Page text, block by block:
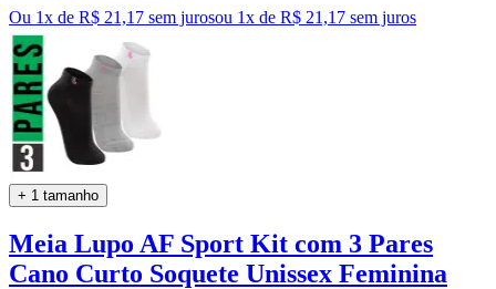
Ou 1x de R$ 21,17 sem jurosou 1x de R$ 21,17 sem juros
+ 1 tamanho
Meia Lupo AF Sport Kit com 3 Pares
Cano Curto Soquete Unissex Feminina